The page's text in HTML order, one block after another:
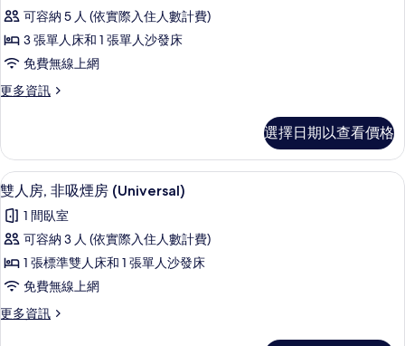
所
有
相
片
煙
的
詳
三
人
房,
吸
房
的
所
有
相
片
可容納 5 人 (依實際入住人數計費)
3 張單人床和 1 張單人沙發床
免費無線上網
更多資訊
更
房,
非
吸
房
的
情
選擇日期以查看價格
顯
示
雙
人
房,
吸
雙人房, 非吸煙房 (Universal) | 客房內
11
雙人房, 非吸煙房 (Universal)
1 間臥室
可容納 3 人 (依實際入住人數計費)
1 張標準雙人床和 1 張單人沙發床
免費無線上網
更多資訊
更